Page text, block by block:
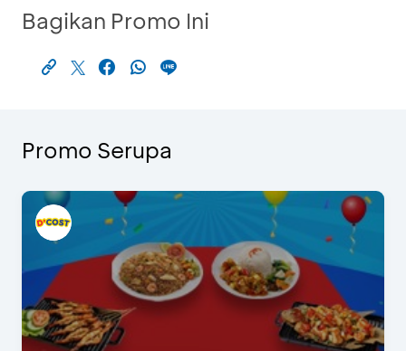
Bagikan Promo Ini
Promo Serupa